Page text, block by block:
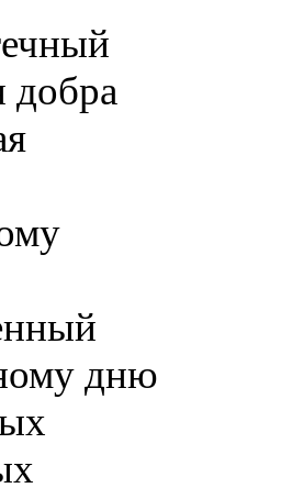
добра
дню